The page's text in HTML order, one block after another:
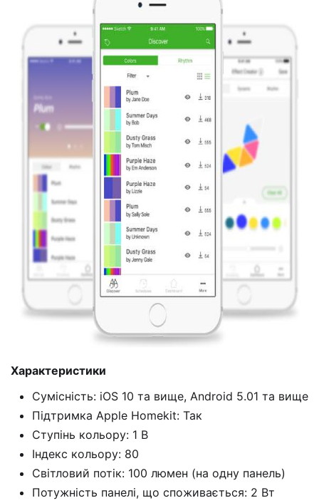
Характеристики
Сумісність: iOS 10 та вище, Android 5.01 та вище
Підтримка Apple Homekit: Так
Ступінь кольору: 1 В
Індекс кольору: 80
Світловий потік: 100 люмен (на одну панель)
Потужність панелі, що споживається: 2 Вт